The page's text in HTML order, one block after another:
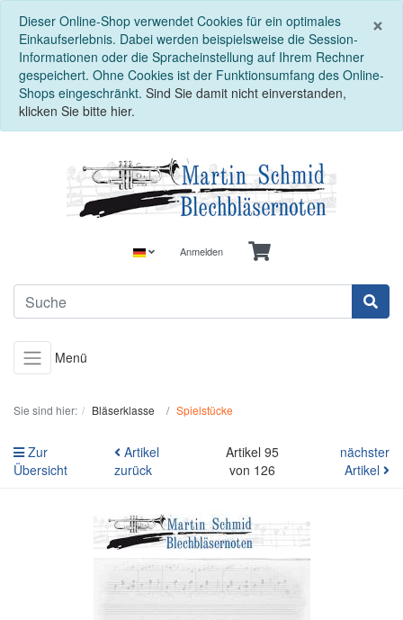
×
Dieser Online-Shop verwendet Cookies für ein optimales
Einkaufserlebnis. Dabei werden beispielsweise die Session-
Informationen oder die Spracheinstellung auf Ihrem Rechner
gespeichert. Ohne Cookies ist der Funktionsumfang des Online-
Shops eingeschränkt. Sind Sie damit nicht einverstanden,
klicken Sie bitte hier.
Anmelden
Menü
Sie sind hier: Bläserklasse Spielstücke
Zur
Übersicht
Artikel
zurück
Artikel 95
von 126
nächster
Artikel